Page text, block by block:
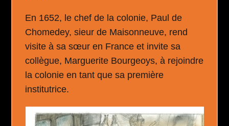
En 1652, le chef de la colonie, Paul de
Chomedey, sieur de Maisonneuve, rend
visite à sa sœur en France et invite sa
collègue, Marguerite Bourgeoys, à rejoindre
la colonie en tant que sa première
institutrice.